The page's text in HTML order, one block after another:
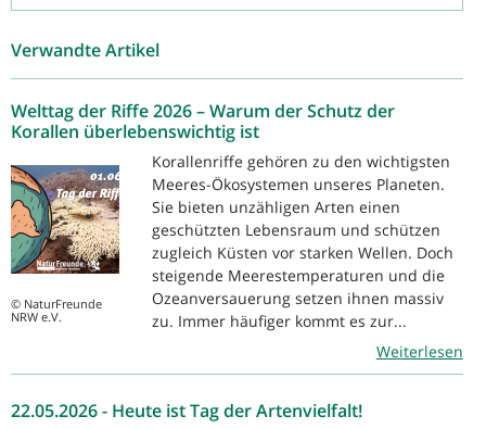
Verwandte Artikel
Welttag der Riffe 2026 – Warum der Schutz der
Korallen überlebenswichtig ist
© NaturFreunde
NRW e.V.
Korallenriffe gehören zu den wichtigsten
Meeres-Ökosystemen unseres Planeten.
Sie bieten unzähligen Arten einen
geschützten Lebensraum und schützen
zugleich Küsten vor starken Wellen. Doch
steigende Meerestemperaturen und die
Ozeanversauerung setzen ihnen massiv
zu. Immer häufiger kommt es zur...
Weiterlesen
22.05.2026 - Heute ist Tag der Artenvielfalt!